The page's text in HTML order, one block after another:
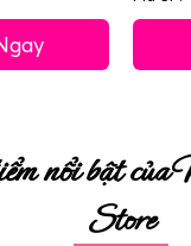
nổi bật
Store